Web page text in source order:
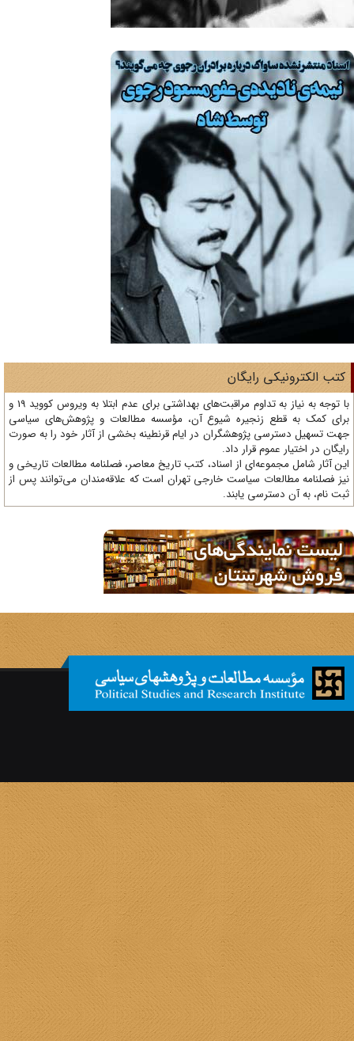
الکترونیکی رایگان
با توجه به نیاز به تداوم مراقبت‌های بهداشتی برای عدم ابتلا به ویروس کووید 19 و
کمک به قطع زنجیره شیوع آن، مؤسسه مطالعات و پژوهش‌های سیاسی
تسهیل دسترسی پژوهشگران در ایام قرنطینه بخشی از آثار خود را به صورت
در اختیار عموم قرار داد.
آثار شامل مجموعه‌ای از اسناد، کتب تاریخ معاصر، فصلنامه‌ مطالعات تاریخی و
فصلنامه مطالعات سیاست خارجی تهران است که علاقه‌مندان می‌توانند پس از
نام، به آن دسترسی یابند.